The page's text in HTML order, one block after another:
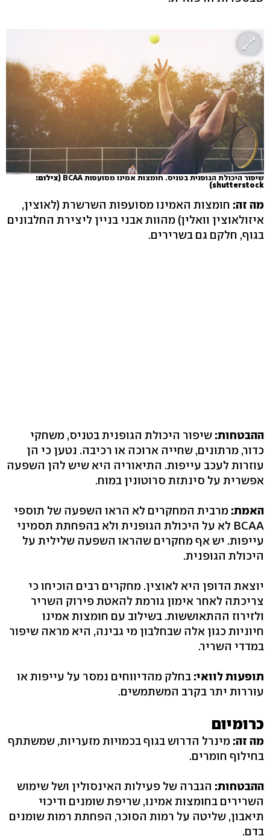
שיפור היכולת הגופנית בטניס. חומצות אמינו מסועפות BCAA
(צילום:
shutterstock)
מה זה: חומצות האמינו מסועפות השרשרת (לאוצין,
איזולאוצין וואלין) מהוות אבני בניין ליצירת החלבונים
בגוף, חלקם גם בשרירים.
ההבטחות: שיפור היכולת הגופנית בטניס, משחקי
כדור, מרתונים, שחייה ארוכה או רכיבה. נטען כי הן
עוזרות לעכב עייפות. התיאוריה היא שיש להן השפעה
אפשרית על סינתזת סרוטונין במוח.
האמת: מרבית המחקרים לא הראו השפעה של תוספי
BCAA לא על היכולת הגופנית ולא בהפחתת תסמיני
עייפות. יש אף מחקרים שהראו השפעה שלילית על
היכולת הגופנית.
יוצאת הדופן היא לאוצין. מחקרים רבים הוכיחו כי
צריכתה לאחר אימון גורמת להאטת פירוק השריר
ולזירוז ההתאוששות. בשילוב עם חומצות אמינו
חיוניות כגון אלה שבחלבון מי גבינה, היא מראה שיפור
במדדי השריר.
תופעות לוואי: בחלק מהדיווחים נמסר על עייפות או
עוררות יתר בקרב המשתמשים.
כרומיום
מה זה: מינרל הדרוש בגוף בכמויות מזעריות, שמשתתף
בחילוף חומרים.
ההבטחות: הגברה של פעילות האינסולין ושל שימוש
השרירים בחומצות אמינו, שריפת שומנים ודיכוי
תיאבון, שליטה על רמות הסוכר, הפחתת רמות שומנים
בדם.